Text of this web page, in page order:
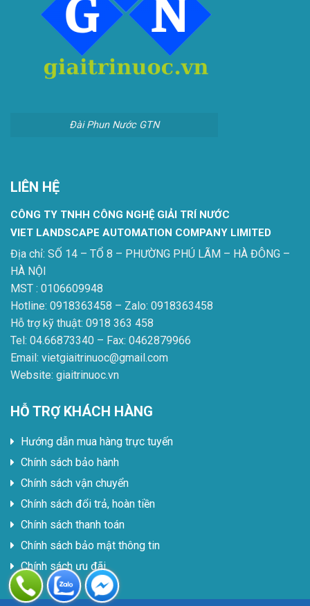
Đài Phun Nước GTN
LIÊN HỆ
CÔNG TY TNHH CÔNG NGHỆ GIẢI TRÍ NƯỚC
VIET LANDSCAPE AUTOMATION COMPANY LIMITED
Địa chỉ: SỐ 14 – TỔ 8 – PHƯỜNG PHÚ LÃM – HÀ ĐÔNG –
HÀ NỘI
MST : 0106609948
Hotline: 0918363458 – Zalo: 0918363458
Hỗ trợ kỹ thuật: 0918 363 458
Tel: 04.66873340 – Fax: 0462879966
Email: vietgiaitrinuoc@gmail.com
Website: giaitrinuoc.vn
HỖ TRỢ KHÁCH HÀNG
Hướng dẫn mua hàng trực tuyến
Chính sách bảo hành
Chính sách vận chuyển
Chính sách đổi trả, hoàn tiền
Chính sách thanh toán
Chính sách bảo mật thông tin
Chính sách ưu đãi